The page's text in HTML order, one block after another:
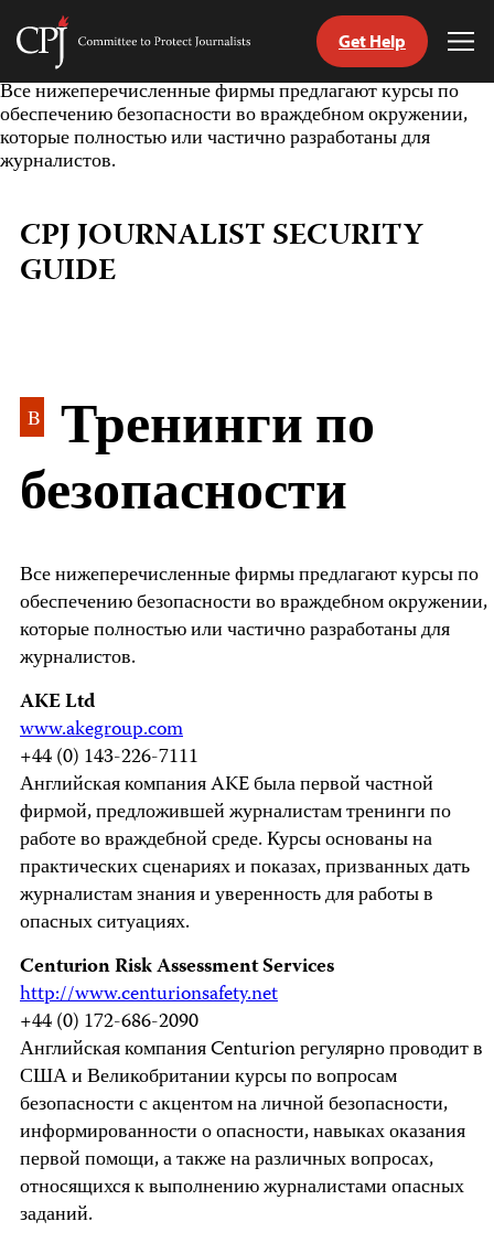
Skip
to
content
Committee
Protect
Journalists
Get Help
Все нижеперечисленные фирмы предлагают курсы по
обеспечению безопасности во враждебном окружении,
которые полностью или частично разработаны для
журналистов.
CPJ JOURNALIST SECURITY
GUIDE
B Тренинги по
безопасности
Все нижеперечисленные фирмы предлагают курсы по
обеспечению безопасности во враждебном окружении,
которые полностью или частично разработаны для
журналистов.
AKE Ltd
www.akegroup.com
+44 (0) 143-226-7111
Английская компания AKE была первой частной
фирмой, предложившей журналистам тренинги по
работе во враждебной среде. Курсы основаны на
практических сценариях и показах, призванных дать
журналистам знания и уверенность для работы в
опасных ситуациях.
Centurion Risk Assessment Services
http://www.centurionsafety.net
+44 (0) 172-686-2090
Английская компания Centurion регулярно проводит в
США и Великобритании курсы по вопросам
безопасности с акцентом на личной безопасности,
информированности о опасности, навыках оказания
первой помощи, а также на различных вопросах,
относящихся к выполнению журналистами опасных
заданий.